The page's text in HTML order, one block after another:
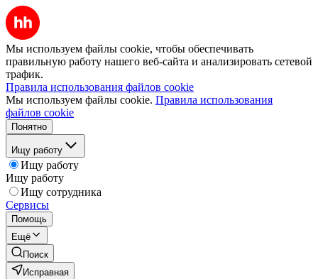
Мы используем файлы cookie, чтобы обеспечивать
правильную работу нашего веб-сайта и анализировать сетевой
трафик.
Правила использования файлов cookie
Мы используем файлы cookie. Правила использования
файлов cookie
Понятно
Ищу работу
Ищу работу
Ищу работу
Ищу сотрудника
Сервисы
Помощь
Ещё
Поиск
Исправная